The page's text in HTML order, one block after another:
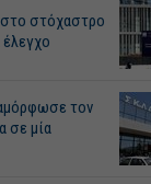
στο στόχαστρο
έλεγχο
τον
σε μία